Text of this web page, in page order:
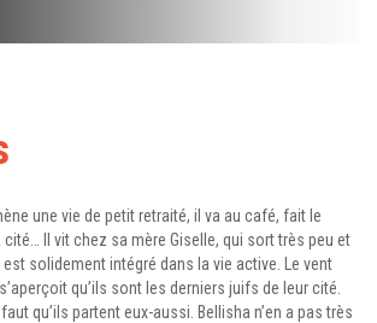
une vie de petit retraité, il va au café, fait le
Il vit chez sa mère Giselle, qui sort très peu et
est solidement intégré dans la vie active. Le vent
qu’ils sont les derniers juifs de leur cité.
qu’ils partent eux-aussi. Bellisha n’en a pas très